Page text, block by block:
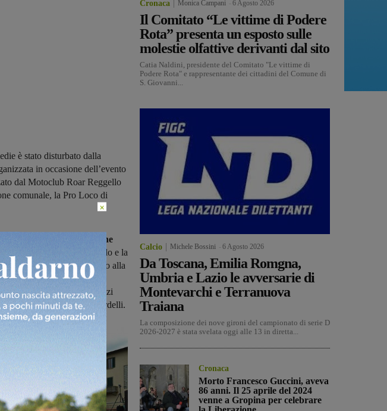
è stato disturbato dalla
in occasione dell’evento
dal Motoclub Roar Reggello
comunale, la Pro Loco di
Reggello in collaborazione
Pro Loco di Cascia Reggello e la
del 1° maggio giunto alla
pomeriggio, ha aperto la
composta dai ragazzi
dai professori Tozzi e Cardelli.
Cronaca Monica Campani 6 Agosto 2026
Il Comitato “Le vittime di Podere
Rota” presenta un esposto sulle
molestie olfattive derivanti dal sito
Catia Naldini, presidente del Comitato "Le vittime di
Podere Rota" e rappresentante dei cittadini del Comune di
S. Giovanni...
Calcio Michele Bossini 6 Agosto 2026
Da Toscana, Emilia Romgna,
Umbria e Lazio le avversarie di
Montevarchi e Terranuova
Traiana
La composizione dei nove gironi del campionato di serie D
2026-2027 è stata svelata oggi alle 13 in diretta...
Cronaca
Morto Francesco Guccini, aveva
86 anni. Il 25 aprile del 2024
venne a Gropina per celebrare
×